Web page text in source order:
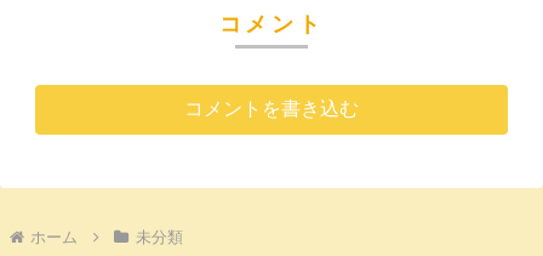
コメント
コメントを書き込む
ホーム 未分類